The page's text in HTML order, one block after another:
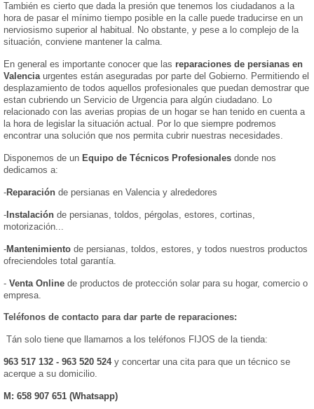
También es cierto que dada la presión que tenemos los ciudadanos a la
hora de pasar el mínimo tiempo posible en la calle puede traducirse en un
nerviosismo superior al habitual. No obstante, y pese a lo complejo de la
situación, conviene mantener la calma.
En general es importante conocer que las reparaciones de persianas en
Valenciaurgentes están aseguradas por parte del Gobierno. Permitiendo el
desplazamiento de todos aquellos profesionales que puedan demostrar que
estan cubriendo un Servicio de Urgencia para algún ciudadano. Lo
relacionado con las averias propias de un hogar se han tenido en cuenta a
la hora de legislar la situación actual. Por lo que siempre podremos
encontrar una solución que nos permita cubrir nuestras necesidades.
Disponemos de un Equipo de Técnicos Profesionales donde nos
dedicamos a:
-Reparación de persianas en Valencia y alrededores
- Instalación de persianas, toldos, pérgolas, estores, cortinas,
motorización...
-Mantenimiento de persianas, toldos, estores, y todos nuestros productos
ofreciendoles total garantía.
- Venta Online de productos de protección solar para su hogar, comercio o
empresa.
Teléfonos de contacto para dar parte de reparaciones:
Tán solo tiene que llamarnos a los teléfonos FIJOS de la tienda:
963 517 132 - 963 520 524y concertar una cita para que un técnico se
acerque a su domicilio.
M: 658 907 651 (Whatsapp)